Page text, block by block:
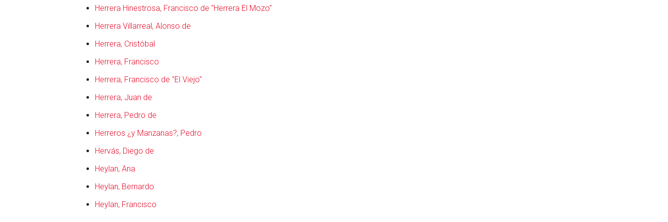
Herrera Hinestrosa, Francisco de "Herrera El Mozo"
Herrera Villarreal, Alonso de
Herrera, Cristóbal
Herrera, Francisco
Herrera, Francisco de "El Viejo"
Herrera, Juan de
Herrera, Pedro de
Herreros ¿y Manzanas?, Pedro
Hervás, Diego de
Heylan, Ana
Heylan, Bernardo
Heylan, Francisco